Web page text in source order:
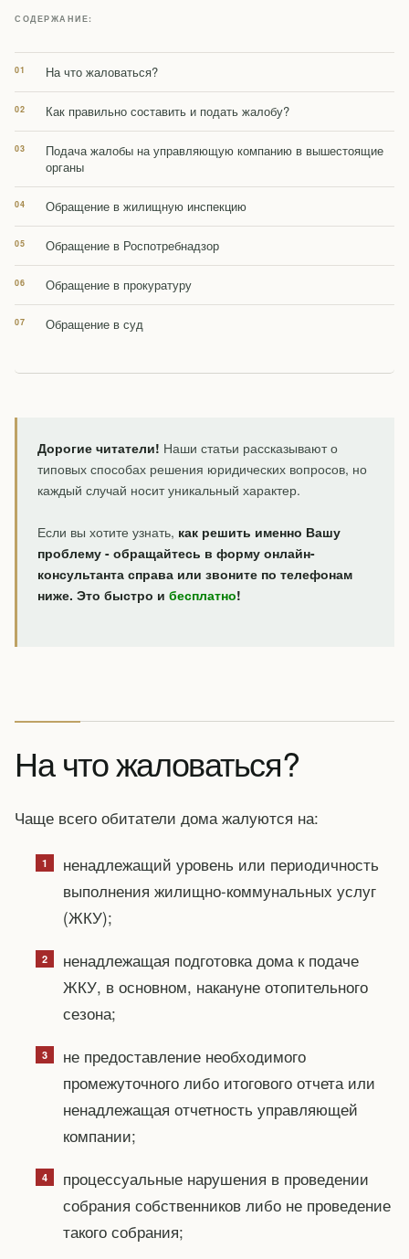
СОДЕРЖАНИЕ:
На что жаловаться?
Как правильно составить и подать жалобу?
Подача жалобы на управляющую компанию в вышестоящие
органы
Обращение в жилищную инспекцию
Обращение в Роспотребнадзор
Обращение в прокуратуру
Обращение в суд
Дорогие читатели! Наши статьи рассказывают о
типовых способах решения юридических вопросов, но
каждый случай носит уникальный характер.
Если вы хотите узнать, как решить именно Вашу
проблему - обращайтесь в форму онлайн-
консультанта справа или звоните по телефонам
ниже. Это быстро и бесплатно!
На что жаловаться?
Чаще всего обитатели дома жалуются на:
ненадлежащий уровень или периодичность
выполнения жилищно-коммунальных услуг
(ЖКУ);
ненадлежащая подготовка дома к подаче
ЖКУ, в основном, накануне отопительного
сезона;
не предоставление необходимого
промежуточного либо итогового отчета или
ненадлежащая отчетность управляющей
компании;
процессуальные нарушения в проведении
собрания собственников либо не проведение
такого собрания;